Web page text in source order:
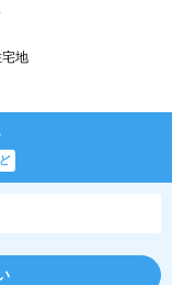
地